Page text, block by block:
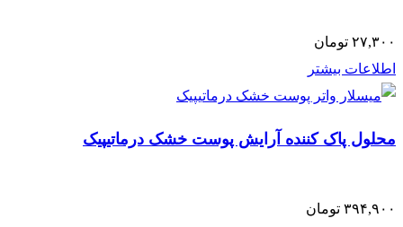
۲۷,۳۰۰ تومان
اطلاعات بیشتر
محلول پاک کننده آرایش پوست خشک درماتیپیک
۳۹۴,۹۰۰ تومان